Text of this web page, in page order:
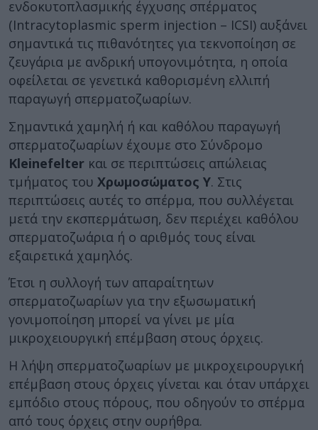
ενδοκυτοπλασμικής έγχυσης σπέρματος
(Intracytoplasmic sperm injection – ICSI) αυξάνει
σημαντικά τις πιθανότητες για τεκνοποίηση σε
ζευγάρια με ανδρική υπογονιμότητα, η οποία
οφείλεται σε γενετικά καθορισμένη ελλιπή
παραγωγή σπερματοζωαρίων.
Σημαντικά χαμηλή ή και καθόλου παραγωγή
σπερματοζωαρίων έχουμε στο Σύνδρομο
Kleinefelter και σε περιπτώσεις απώλειας
τμήματος του Χρωμοσώματος Υ. Στις
περιπτώσεις αυτές το σπέρμα, που συλλέγεται
μετά την εκσπερμάτωση, δεν περιέχει καθόλου
σπερματοζωάρια ή ο αριθμός τους είναι
εξαιρετικά χαμηλός.
Έτσι η συλλογή των απαραίτητων
σπερματοζωαρίων για την εξωσωματική
γονιμοποίηση μπορεί να γίνει με μία
μικροχειουργική επέμβαση στους όρχεις.
Η λήψη σπερματοζωαρίων με μικροχειρουργική
επέμβαση στους όρχεις γίνεται και όταν υπάρχει
εμπόδιο στους πόρους, που οδηγούν το σπέρμα
από τους όρχεις στην ουρήθρα.